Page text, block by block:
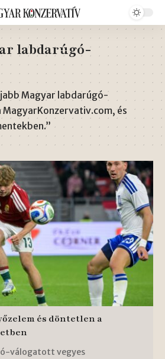
labdarúgó-
Magyar labdarúgó-
és
és döntetlen a
válogatott vegyes